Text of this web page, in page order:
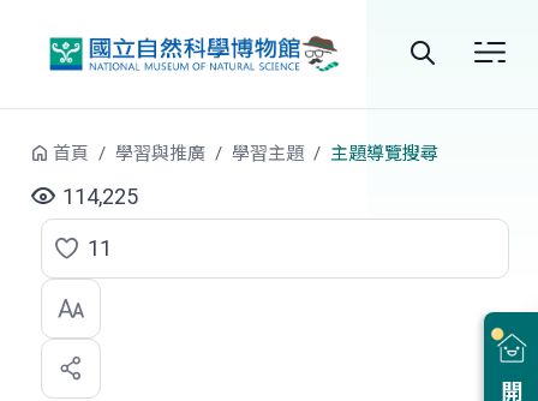
站
尋
首頁 學習與推廣 學習主題 主題導覽搜尋
114,225
點
選
喜
11